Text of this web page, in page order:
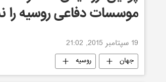
موسسات دفاعی روسیه
19 سپتامبر 2015, 21:02
جهان روسیه